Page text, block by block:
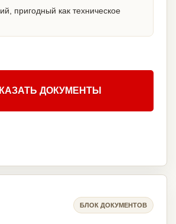
пригодный как техническое
ДОКУМЕНТЫ
БЛОК ДОКУМЕНТОВ